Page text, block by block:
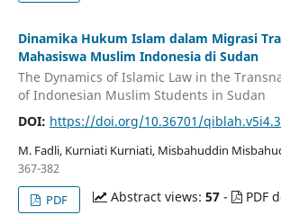
Dinamika Hukum Islam dalam Migrasi
Mahasiswa Muslim Indonesia di Sudan
The Dynamics of Islamic Law in the
of Indonesian Muslim Students in Sudan
DOI: https://doi.org/10.36701/
M. Fadli, Kurniati Kurniati, Misbahuddin
367-382
PDF
Abstract views:57 - PDF